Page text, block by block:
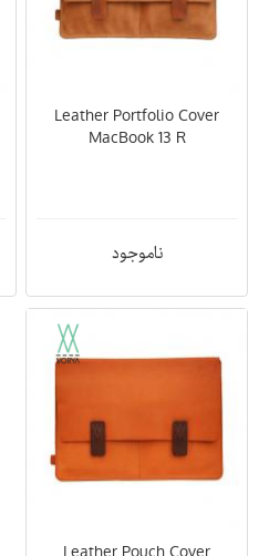
Leather Portfolio Cover
MacBook 13 R
ناموجود